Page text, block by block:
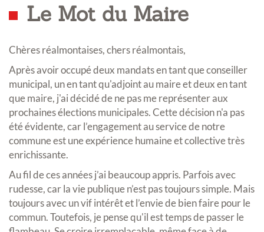
Le Mot du Maire
Chères réalmontaises, chers réalmontais,
Après avoir occupé deux mandats en tant que conseiller
municipal, un en tant qu'adjoint au maire et deux en tant
que maire, j'ai décidé de ne pas me représenter aux
prochaines élections municipales. Cette décision n'a pas
été évidente, car l’engagement au service de notre
commune est une expérience humaine et collective très
enrichissante.
Au fil de ces années j’ai beaucoup appris. Parfois avec
rudesse, car la vie publique n’est pas toujours simple. Mais
toujours avec un vif intérêt et l’envie de bien faire pour le
commun. Toutefois, je pense qu'il est temps de passer le